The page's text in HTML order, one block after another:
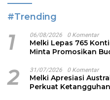
#Trending
1 06/08/2026 0 Komentar
Melki Lepas 765
Minta Promosikan
2 31/07/2026 0 Komentar
Melki Apresiasi
Perkuat